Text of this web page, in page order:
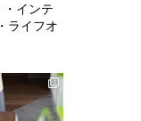
・インテ
・ライフオ